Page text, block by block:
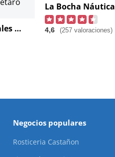
Grúas Industriales Y Maniobras Querétaro Gmti
La Bocha Náutica
4,6 (257 valoraciones)
Negocios populares
Rosticeria Castañon